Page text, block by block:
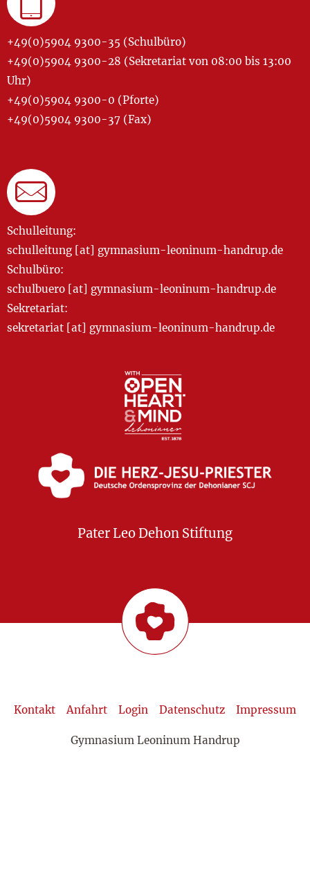
+49(0)5904 9300-35 (Schulbüro)
+49(0)5904 9300-28 (Sekretariat von 08:00 bis 13:00
Uhr)
+49(0)5904 9300-0 (Pforte)
+49(0)5904 9300-37 (Fax)
Schulleitung:
schulleitung [at] gymnasium-leoninum-handrup.de
Schulbüro:
schulbuero [at] gymnasium-leoninum-handrup.de
Sekretariat:
sekretariat [at] gymnasium-leoninum-handrup.de
Pater Leo Dehon Stiftung
Kontakt Anfahrt Login Datenschutz Impressum
Gymnasium Leoninum Handrup